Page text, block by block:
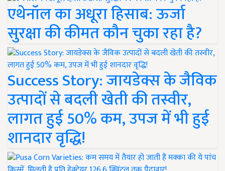
एथेनॉल का अधूरा हिसाब: ऊर्जा
सुरक्षा की कीमत कौन चुका रहा है?
Success Story: जायडेक्स के जैविक
उत्पादों से बदली खेती की तस्वीर,
लागत हुई 50% कम, उपज में भी हुई
शानदार वृद्धि!